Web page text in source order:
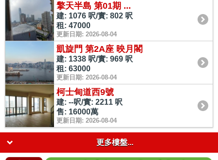
擎天半島 第01期 ...
建: 1076 呎/實: 802 呎
租: 47000
更新日期: 2026-08-04
凱旋門 第2A座 映月閣
建: 1338 呎/實: 969 呎
租: 63000
更新日期: 2026-08-04
柯士甸道西9號
建: --呎/實: 2211 呎
售: 16000萬
更新日期: 2026-08-04
更多樓盤...